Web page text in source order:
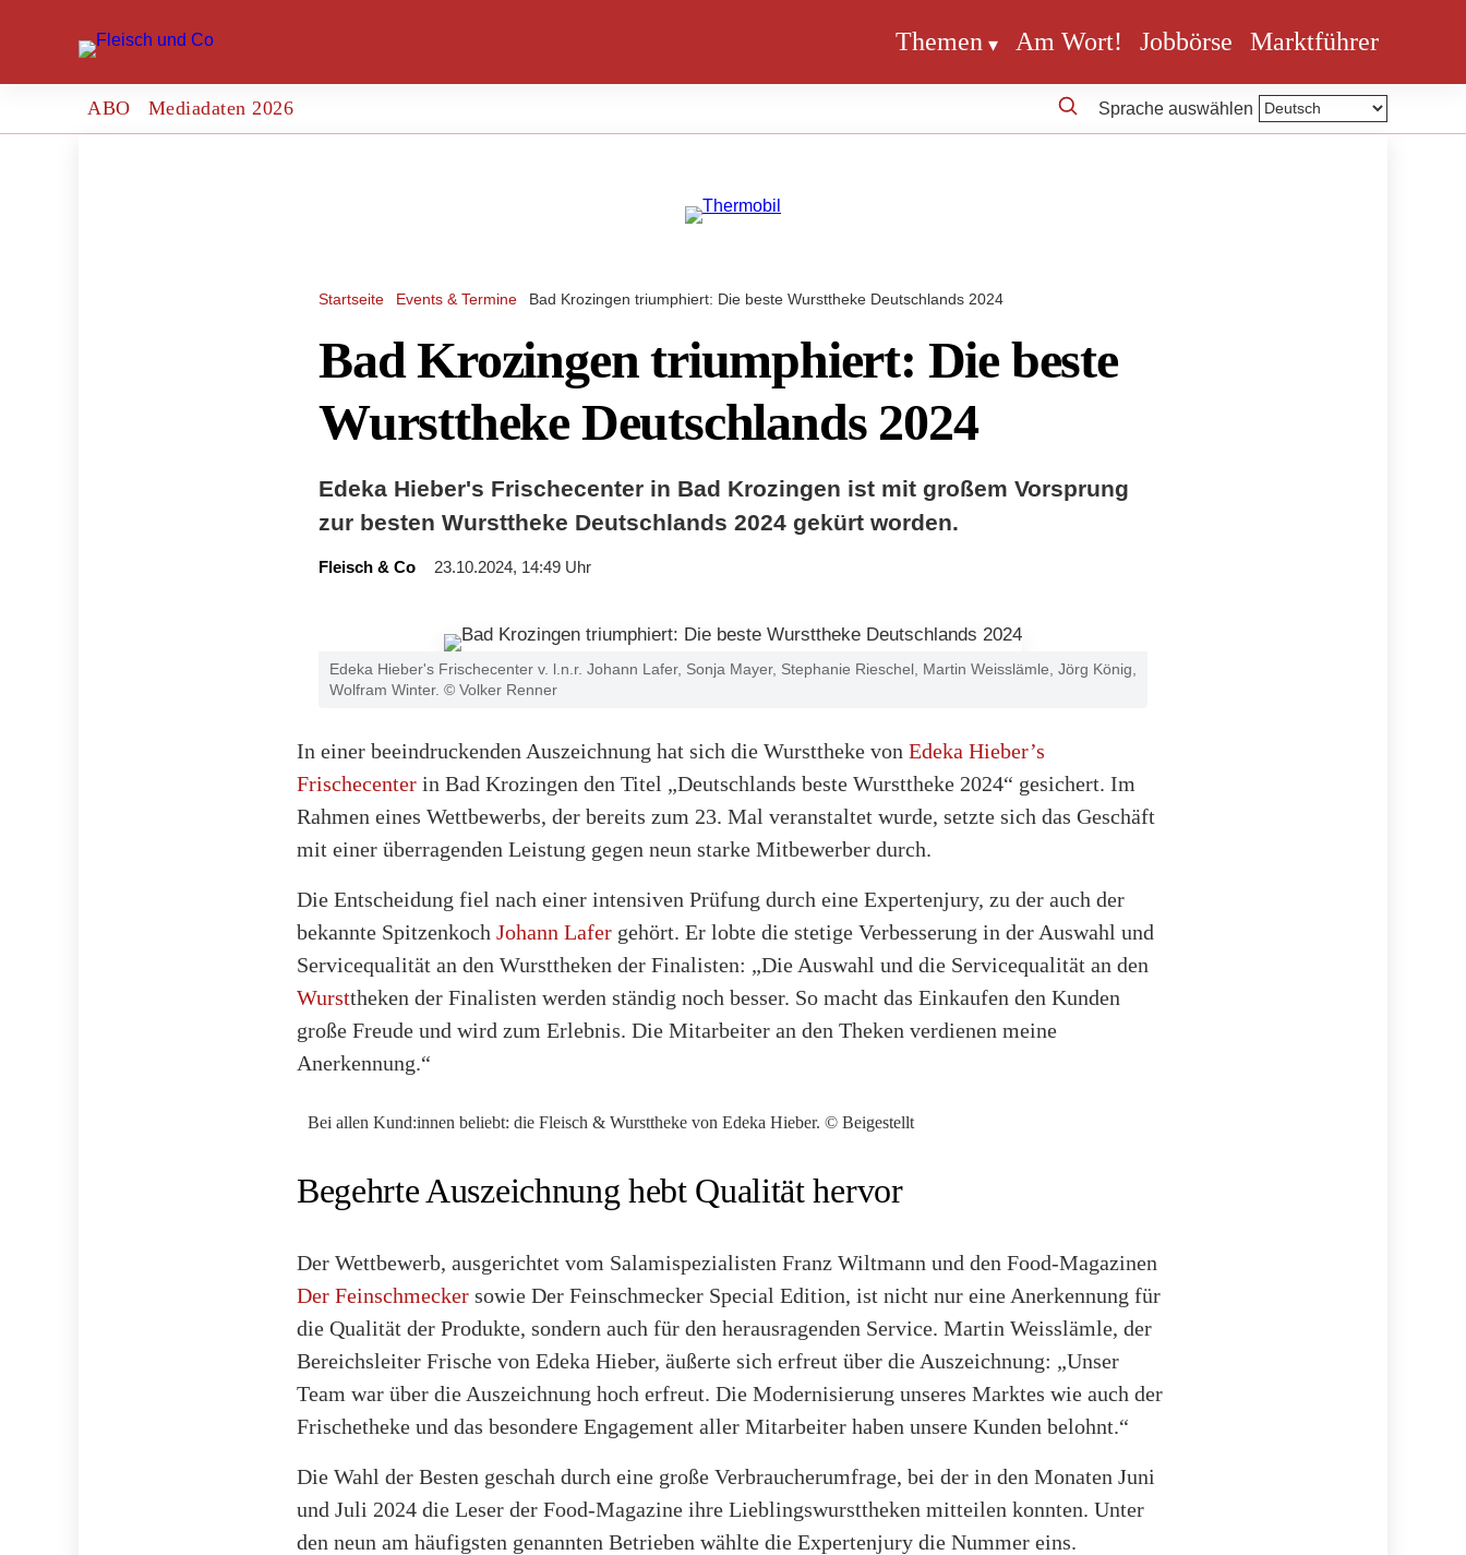
Themen Am Wort! Jobbörse Marktführer
ABO Mediadaten 2026 Sprache auswählen
Startseite Events & Termine Bad Krozingen triumphiert: Die beste Wursttheke Deutschlands 2024
Bad Krozingen triumphiert: Die beste
Wursttheke Deutschlands 2024
Edeka Hieber's Frischecenter in Bad Krozingen ist mit großem Vorsprung
zur besten Wursttheke Deutschlands 2024 gekürt worden.
Fleisch & Co 23.10.2024, 14:49 Uhr
Edeka Hieber's Frischecenter v. l.n.r. Johann Lafer, Sonja Mayer, Stephanie Rieschel, Martin Weisslämle, Jörg König,
Wolfram Winter. © Volker Renner
In einer beeindruckenden Auszeichnung hat sich die Wursttheke von Edeka Hieber’s
Frischecenter in Bad Krozingen den Titel „Deutschlands beste Wursttheke 2024“ gesichert. Im
Rahmen eines Wettbewerbs, der bereits zum 23. Mal veranstaltet wurde, setzte sich das Geschäft
mit einer überragenden Leistung gegen neun starke Mitbewerber durch.
Die Entscheidung fiel nach einer intensiven Prüfung durch eine Expertenjury, zu der auch der
bekannte Spitzenkoch Johann Lafer gehört. Er lobte die stetige Verbesserung in der Auswahl und
Servicequalität an den Wursttheken der Finalisten: „Die Auswahl und die Servicequalität an den
Wursttheken der Finalisten werden ständig noch besser. So macht das Einkaufen den Kunden
große Freude und wird zum Erlebnis. Die Mitarbeiter an den Theken verdienen meine
Anerkennung.“
Bei allen Kund:innen beliebt: die Fleisch & Wursttheke von Edeka Hieber. © Beigestellt
Begehrte Auszeichnung hebt Qualität hervor
Der Wettbewerb, ausgerichtet vom Salamispezialisten Franz Wiltmann und den Food-Magazinen
Der Feinschmecker sowie Der Feinschmecker Special Edition, ist nicht nur eine Anerkennung für
die Qualität der Produkte, sondern auch für den herausragenden Service. Martin Weisslämle, der
Bereichsleiter Frische von Edeka Hieber, äußerte sich erfreut über die Auszeichnung: „Unser
Team war über die Auszeichnung hoch erfreut. Die Modernisierung unseres Marktes wie auch der
Frischetheke und das besondere Engagement aller Mitarbeiter haben unsere Kunden belohnt.“
Die Wahl der Besten geschah durch eine große Verbraucherumfrage, bei der in den Monaten Juni
und Juli 2024 die Leser der Food-Magazine ihre Lieblingswursttheken mitteilen konnten. Unter
den neun am häufigsten genannten Betrieben wählte die Expertenjury die Nummer eins.